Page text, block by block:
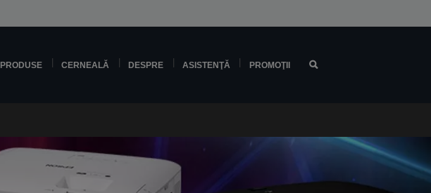
PRODUSE CERNEALĂ DESPRE ASISTENŢĂ PROMOŢII